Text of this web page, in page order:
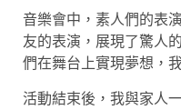
音樂會中，素人們的表
友的表演，展現了驚人
們在舞台上實現夢想，
活動結束後，我與家人